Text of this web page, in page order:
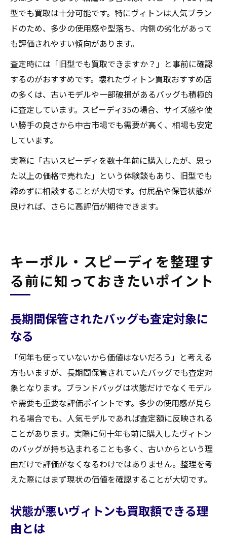
型でも買取は十分可能です。特にヴィトンは人気ブラン
ドのため、多少の使用感や型落ち、内側の劣化があって
も評価されやすい傾向があります。
査定時には「旧型でも買取できますか？」と事前に確認
するのがおすすめです。壊れたヴィトン買取おすすめ店
の多くは、古いモデルや一部破損があるバッグも積極的
に査定しています。スピーディ35の場合、サイズ感や使
い勝手の良さから中古市場でも需要が高く、相場も安定
しています。
実際に「古いスピーディを数十年前に購入したが、思っ
た以上の価格で売れた」という体験談もあり、旧型でも
諦めずに相談することが大切です。付属品や保管状態が
良ければ、さらに高評価が期待できます。
キーポル・スピーディを整理す
る前に知っておきたいポイント
長期間保管されたバッグも査定対象に
なる
「何年も使っていないから価値はないだろう」と考える
方もいますが、長期間保管されていたバッグでも査定対
象となります。ブランドバッグは状態だけでなくモデル
や需要も重要な評価ポイントです。多少の使用感が見ら
れる場合でも、人気モデルであれば査定額に反映される
ことがあります。実際に何十年も前に購入したヴィトン
のバッグが持ち込まれることも多く、古いからという理
由だけで評価がなくなるわけではありません。整理を考
えた際にはまず現状の価値を確認することが大切です。
状態が悪いヴィトンも買取額できる理
由とは